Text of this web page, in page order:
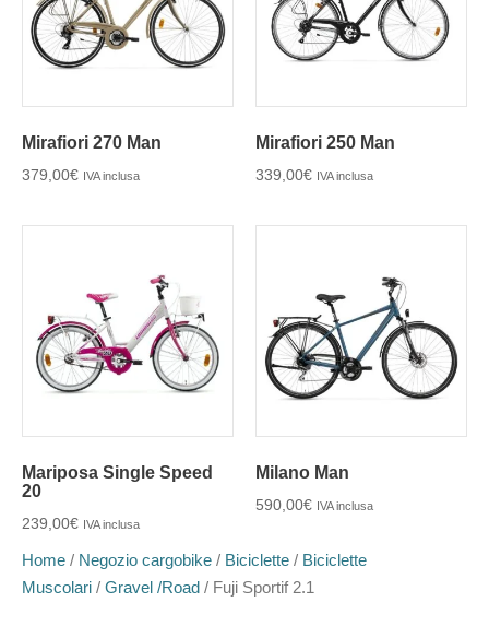
Mirafiori 270 Man
379,00€ IVA inclusa
Mirafiori 250 Man
339,00€ IVA inclusa
Mariposa Single Speed
20
239,00€ IVA inclusa
Milano Man
590,00€ IVA inclusa
Home / Negozio cargobike / Biciclette / Biciclette
Muscolari / Gravel /Road / Fuji Sportif 2.1